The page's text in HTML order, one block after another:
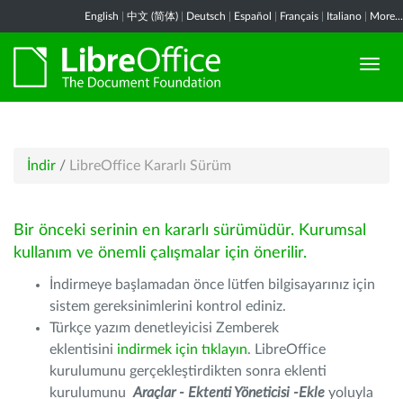
English 中文 (简体) Deutsch Español Français Italiano More...
İndir / LibreOffice Kararlı Sürüm
Bir önceki serinin en kararlı sürümüdür. Kurumsal
kullanım ve önemli çalışmalar için önerilir.
İndirmeye başlamadan önce lütfen bilgisayarınız için
sistem gereksinimlerini kontrol ediniz.
Türkçe yazım denetleyicisi Zemberek
eklentisini indirmek için tıklayın. LibreOffice
kurulumunu gerçekleştirdikten sonra eklenti
kurulumunu Araçlar - Ektenti Yöneticisi -Ekle yoluyla